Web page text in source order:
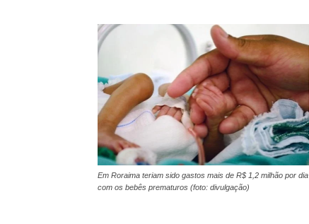
Em Roraima teriam sido gastos mais de R$ 1,2 milhão por dia
com os bebês prematuros (foto: divulgação)